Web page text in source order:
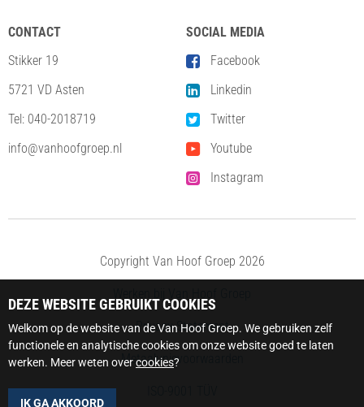
CONTACT
Stikker 19
5721 VD Asten
Tel: 040-2018719
info@vanhoofgroep.nl
SOCIAL MEDIA
Facebook
Linkedin
Twitter
Youtube
Instagram
Copyright Van Hoof Groep 2026
Privacy Statement
Metaalunievoorwaarden
DEZE WEBSITE GEBRUIKT COOKIES
Welkom op de website van de Van Hoof Groep. We gebruiken zelf
functionele en analytische cookies om onze website goed te laten
werken. Meer weten overcookies?
IK GA AKKOORD